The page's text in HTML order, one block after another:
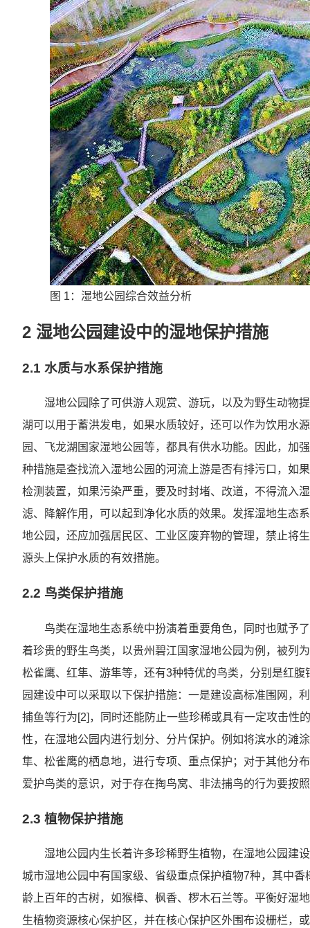
图 1：湿地公园综合效益分析
2 湿地公园建设中的湿地保护措施
2.1 水质与水系保护措施
湿地公园除了可供游人观赏、游玩，以及为野生动物
湖可以用于蓄洪发电，如果水质较好，还可以作为饮用水
园、飞龙湖国家湿地公园等，都具有供水功能。因此，加
种措施是查找流入湿地公园的河流上游是否有排污口，如
检测装置，如果污染严重，要及时封堵、改道，不得流入
滤、降解作用，可以起到净化水质的效果。发挥湿地生态
地公园，还应加强居民区、工业区废弃物的管理，禁止将
源头上保护水质的有效措施。
2.2 鸟类保护措施
鸟类在湿地生态系统中扮演着重要角色，同时也赋予
着珍贵的野生鸟类，以贵州碧江国家湿地公园为例，被列
松雀鹰、红隼、游隼等，还有3种特优的鸟类，分别是红
园建设中可以采取以下保护措施：一是建设高标准围网，
捕鱼等行为[2]，同时还能防止一些珍稀或具有一定攻击性
性，在湿地公园内进行划分、分片保护。例如将滨水的滩
隼、松雀鹰的栖息地，进行专项、重点保护；对于其他分
爱护鸟类的意识，对于存在掏鸟窝、非法捕鸟的行为要按
2.3 植物保护措施
湿地公园内生长着许多珍稀野生植物，在湿地公园建
城市湿地公园中有国家级、省级重点保护植物7种，其中
龄上百年的古树，如猴樟、枫香、椤木石兰等。平衡好湿
生植物资源核心保护区，并在核心保护区外围布设栅栏，